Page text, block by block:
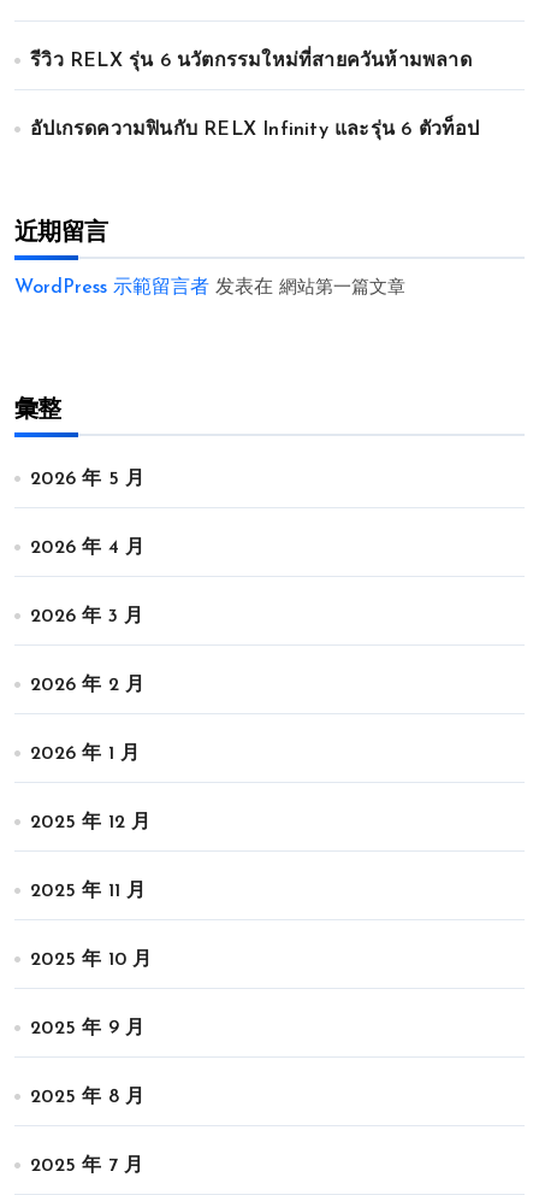
รีวิว RELX รุ่น 6 นวัตกรรมใหม่ที่สายควันห้ามพลาด
อัปเกรดความฟินกับ RELX Infinity และรุ่น 6 ตัวท็อป
近期留言
WordPress 示範留言者 发表在 網站第一篇文章
彙整
2026 年 5 月
2026 年 4 月
2026 年 3 月
2026 年 2 月
2026 年 1 月
2025 年 12 月
2025 年 11 月
2025 年 10 月
2025 年 9 月
2025 年 8 月
2025 年 7 月